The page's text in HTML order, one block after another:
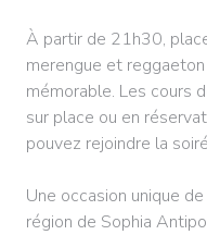
À partir de 21h30,
merengue et
mémorable. Les cours
sur place ou en
pouvez rejoindre la
Une occasion unique
région de Sophia